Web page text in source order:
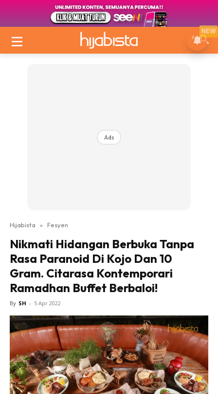
Ads
Hijabista » Fesyen
Nikmati Hidangan Berbuka Tanpa
Rasa Paranoid Di Kojo Dan 10
Gram. Citarasa Kontemporari
Ramadhan Buffet Berbaloi!
By SH - 5 Apr 2022
NEW